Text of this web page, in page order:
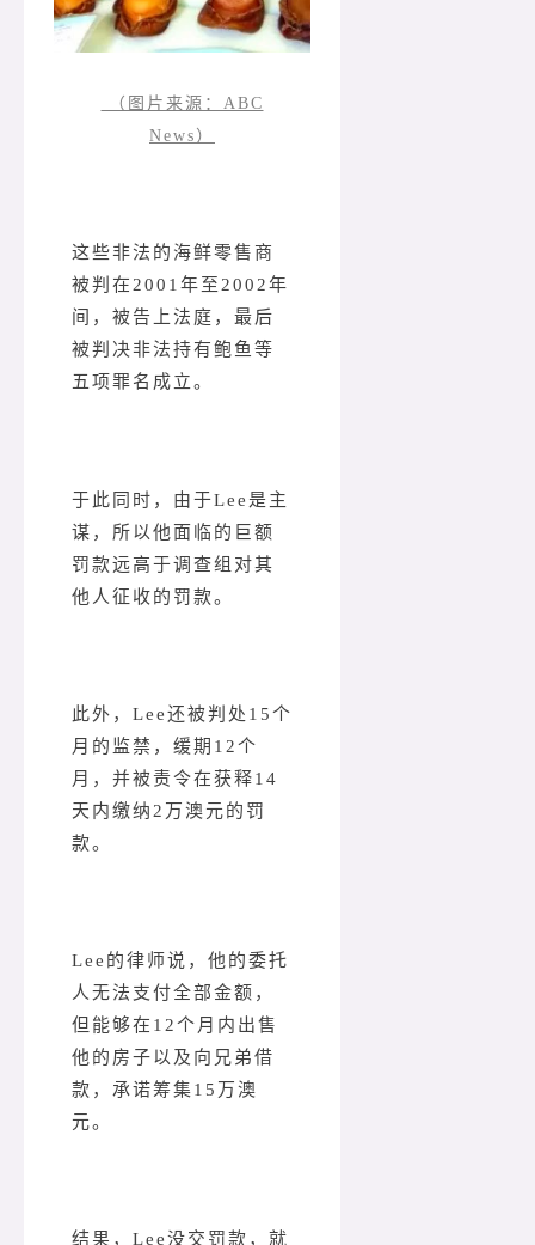
（图片来源：ABC
News）
这些非法的海鲜零售商
被判在2001年至2002年
间，被告上法庭，最后
被判决非法持有鲍鱼等
五项罪名成立。
于此同时，由于Lee是主
谋，所以他面临的巨额
罚款远高于调查组对其
他人征收的罚款。
此外，Lee还被判处15个
月的监禁，缓期12个
月，并被责令在获释14
天内缴纳2万澳元的罚
款。
Lee的律师说，他的委托
人无法支付全部金额，
但能够在12个月内出售
他的房子以及向兄弟借
款，承诺筹集15万澳
元。
结果，Lee没交罚款，就